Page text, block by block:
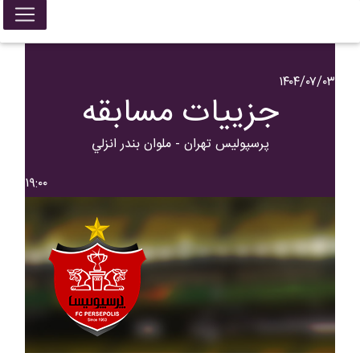
۱۴۰۴/۰۷/۰۳
جزییات مسابقه
پرسپولیس تهران - ملوان بندر انزلي
۱۹:۰۰